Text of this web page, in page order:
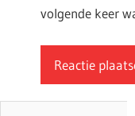
volgende keer